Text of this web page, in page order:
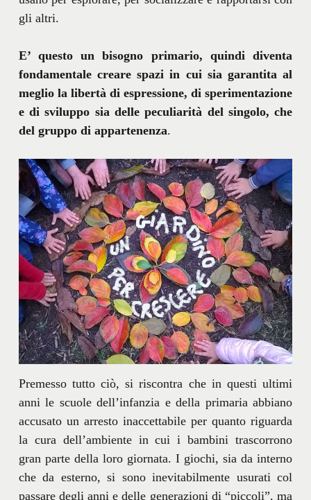
gli altri.
E’ questo un bisogno primario, quindi diventa
fondamentale creare spazi in cui sia garantita al
meglio la libertà di espressione, di sperimentazione
e di sviluppo sia delle peculiarità del singolo, che
del gruppo di appartenenza.
Premesso tutto ciò, si riscontra che in questi ultimi
anni le scuole dell’infanzia e della primaria abbiano
accusato un arresto inaccettabile per quanto riguarda
la cura dell’ambiente in cui i bambini trascorrono
gran parte della loro giornata. I giochi, sia da interno
che da esterno, si sono inevitabilmente usurati col
passare degli anni e delle generazioni di “piccoli”, ma